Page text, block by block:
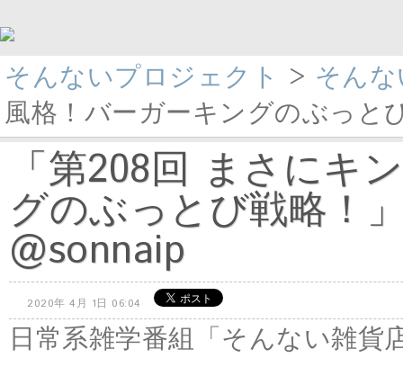
そんないプロジェクト > そん
風格！バーガーキングのぶっと
「第208回 まさにキ
グのぶっとび戦略！
@sonnaip
2020年 4月 1日 06:04
日常系雑学番組「そんない雑